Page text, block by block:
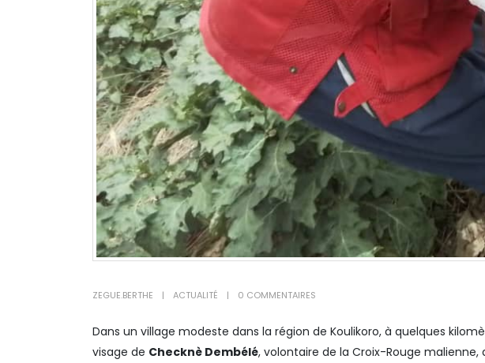
ZEGUE.BERTHE ACTUALITÉ 0 COMMENTAIRES
Dans un village modeste dans la région de Koulikoro, à quelques
visage de Checknè Dembélé, volontaire de la Croix-Rouge